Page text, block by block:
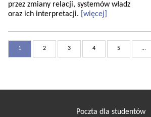
przez zmiany relacji, systemów władz
oraz ich interpretacji.
[więcej]
1 2 3 4 5 ...
Poczta dla studentów